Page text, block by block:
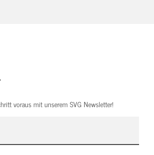
voraus mit unserem SVG Newsletter!